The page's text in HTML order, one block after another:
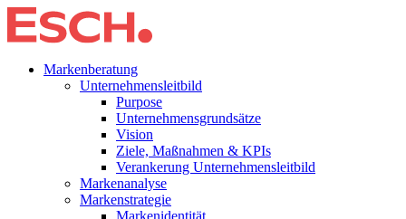
Markenberatung
Unternehmensleitbild
Purpose
Unternehmensgrundsätze
Vision
Ziele, Maßnahmen & KPIs
Verankerung Unternehmensleitbild
Markenanalyse
Markenstrategie
Markenidentität